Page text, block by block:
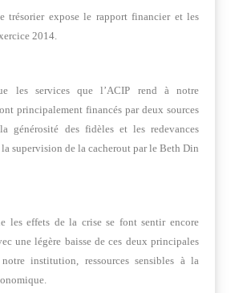
trésorier expose le rapport financier et les
2014.
les services que l’ACIP rend à notre
principalement financés par deux sources
générosité des fidèles et les redevances
supervision de la cacherout par le Beth Din
les effets de la crise se font sentir encore
une légère baisse de ces deux principales
notre institution, ressources sensibles à la